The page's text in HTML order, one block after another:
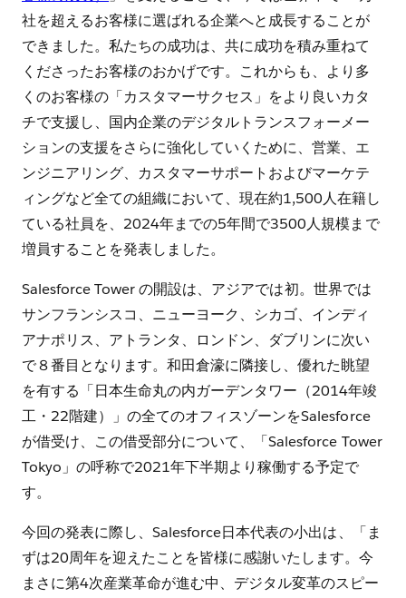
社を超えるお客様に選ばれる企業へと成長することが
できました。私たちの成功は、共に成功を積み重ねて
くださったお客様のおかげです。これからも、より多
くのお客様の「カスタマーサクセス」をより良いカタ
チで支援し、国内企業のデジタルトランスフォーメー
ションの支援をさらに強化していくために、営業、エ
ンジニアリング、カスタマーサポートおよびマーケテ
ィングなど全ての組織において、現在約1,500人在籍し
ている社員を、2024年までの5年間で3500人規模まで
増員することを発表しました。
Salesforce Tower の開設は、アジアでは初。世界では
サンフランシスコ、ニューヨーク、シカゴ、インディ
アナポリス、アトランタ、ロンドン、ダブリンに次い
で８番目となります。和田倉濠に隣接し、優れた眺望
を有する「日本生命丸の内ガーデンタワー（2014年竣
工・22階建）」の全てのオフィスゾーンをSalesforce
が借受け、この借受部分について、「Salesforce Tower
Tokyo」の呼称で2021年下半期より稼働する予定で
す。
今回の発表に際し、Salesforce日本代表の小出は、「ま
ずは20周年を迎えたことを皆様に感謝いたします。今
まさに第4次産業革命が進む中、デジタル変革のスピー